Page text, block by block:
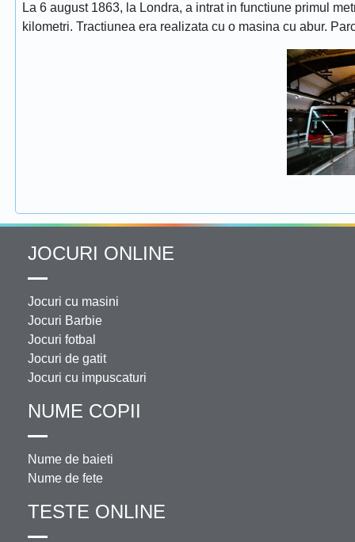
La 6 august 1863, la Londra, a intrat in functiune primul
kilometri. Tractiunea era realizata cu o masina cu abur.
JOCURI ONLINE
Jocuri cu masini
Jocuri Barbie
Jocuri fotbal
Jocuri de gatit
Jocuri cu impuscaturi
NUME COPII
Nume de baieti
Nume de fete
TESTE ONLINE